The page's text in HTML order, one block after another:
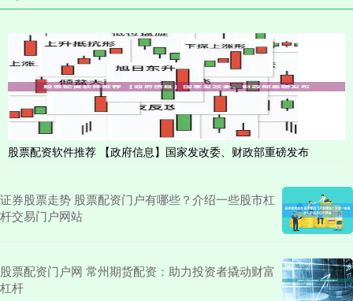
股票配资软件推荐 【政府信息】国家发改委、财政部重磅发布
证券股票走势 股票配资门户有哪些？介绍一些股市杠
杆交易门户网站
股票配资门户网 常州期货配资：助力投资者撬动财富
杠杆